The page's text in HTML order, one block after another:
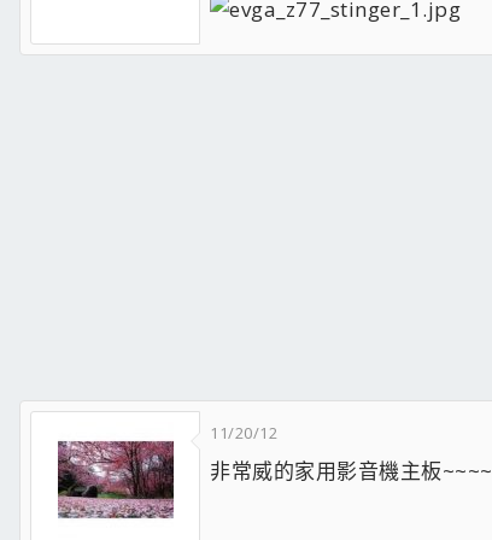
11/20/12
非常威的家用影音機主板~~~~